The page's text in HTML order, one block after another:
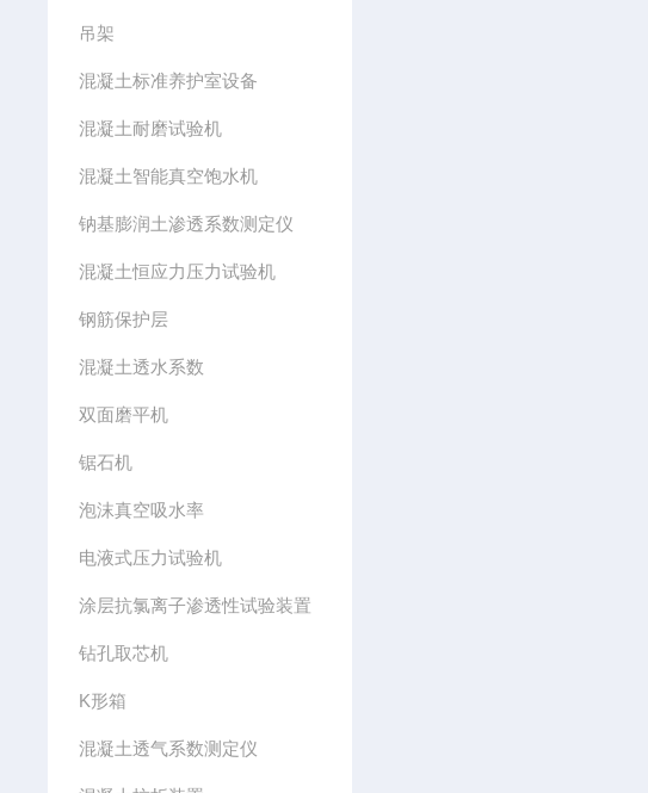
吊架
混凝土标准养护室设备
混凝土耐磨试验机
混凝土智能真空饱水机
钠基膨润土渗透系数测定仪
混凝土恒应力压力试验机
钢筋保护层
混凝土透水系数
双面磨平机
锯石机
泡沫真空吸水率
电液式压力试验机
涂层抗氯离子渗透性试验装置
钻孔取芯机
K形箱
混凝土透气系数测定仪